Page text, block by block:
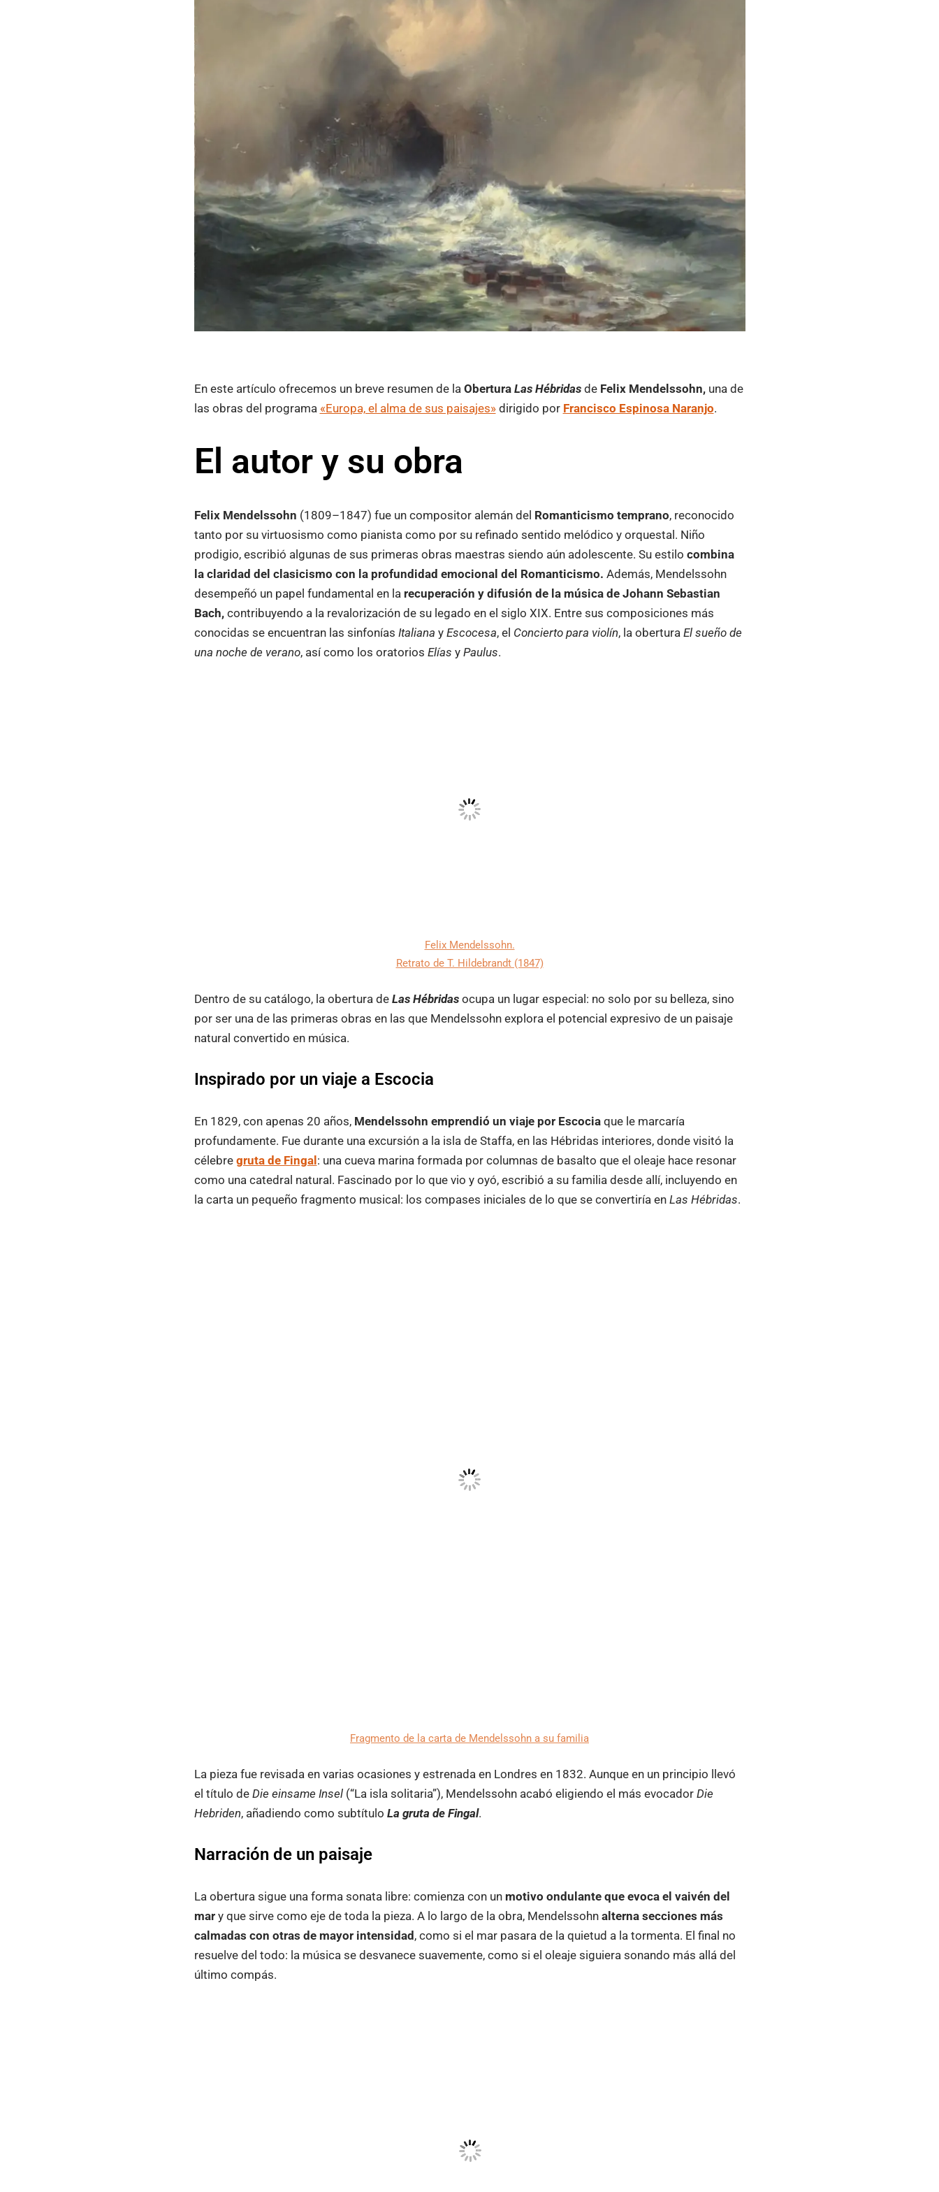
En este artículo ofrecemos un breve resumen de laObertura Las Hébridas deFelix Mendelssohn,una de
las obras del programa «Europa, el alma de sus paisajes»dirigido por Francisco Espinosa Naranjo.
El autor y su obra
Felix Mendelssohn (1809–1847) fue un compositor alemán del Romanticismo temprano, reconocido
tanto por su virtuosismo como pianista como por su refinado sentido melódico y orquestal. Niño
prodigio, escribió algunas de sus primeras obras maestras siendo aún adolescente. Su estilo combina
la claridad del clasicismo con la profundidad emocional del Romanticismo. Además, Mendelssohn
desempeñó un papel fundamental en la recuperación y difusión de la música de Johann Sebastian
Bach,contribuyendo a la revalorización de su legado en el siglo XIX. Entre sus composiciones más
conocidas se encuentran las sinfonías Italiana y Escocesa, el Concierto para violín, la obertura El sueño de
una noche de verano, así como los oratorios Elías y Paulus.
Felix Mendelssohn.
Retrato de T. Hildebrandt (1847)
Dentro de su catálogo, la obertura de Las Hébridas ocupa un lugar especial: no solo por su belleza, sino
por ser una de las primeras obras en las que Mendelssohn explora el potencial expresivo de un paisaje
natural convertido en música.
Inspirado por un viaje a Escocia
En 1829, con apenas 20 años, Mendelssohn emprendió un viaje por Escocia que le marcaría
profundamente. Fue durante una excursión a la isla de Staffa, en las Hébridas interiores, donde visitó la
célebre gruta de Fingal : una cueva marina formada por columnas de basalto que el oleaje hace resonar
como una catedral natural. Fascinado por lo que vio y oyó, escribió a su familia desde allí, incluyendo en
la carta un pequeño fragmento musical: los compases iniciales de lo que se convertiría en Las Hébridas.
Fragmento de la carta de Mendelssohn a su familia
La pieza fue revisada en varias ocasiones y estrenada en Londres en 1832. Aunque en un principio llevó
el título de Die einsame Insel(“La isla solitaria”), Mendelssohn acabó eligiendo el más evocador Die
Hebriden, añadiendo como subtítulo La gruta de Fingal.
Narración de un paisaje
La obertura sigue una forma sonata libre: comienza con unmotivo ondulante que evoca el vaivén del
mar y que sirve como eje de toda la pieza. A lo largo de la obra, Mendelssohn alterna secciones más
calmadas con otras de mayor intensidad , como si el mar pasara de la quietud a la tormenta. El final no
resuelve del todo: la música se desvanece suavemente, como si el oleaje siguiera sonando más allá del
último compás.